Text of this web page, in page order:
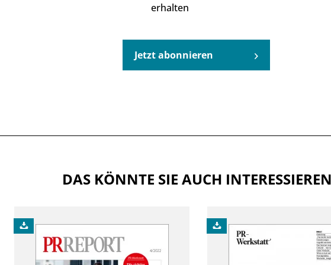
erhalten
Jetzt abonnieren
DAS KÖNNTE SIE AUCH